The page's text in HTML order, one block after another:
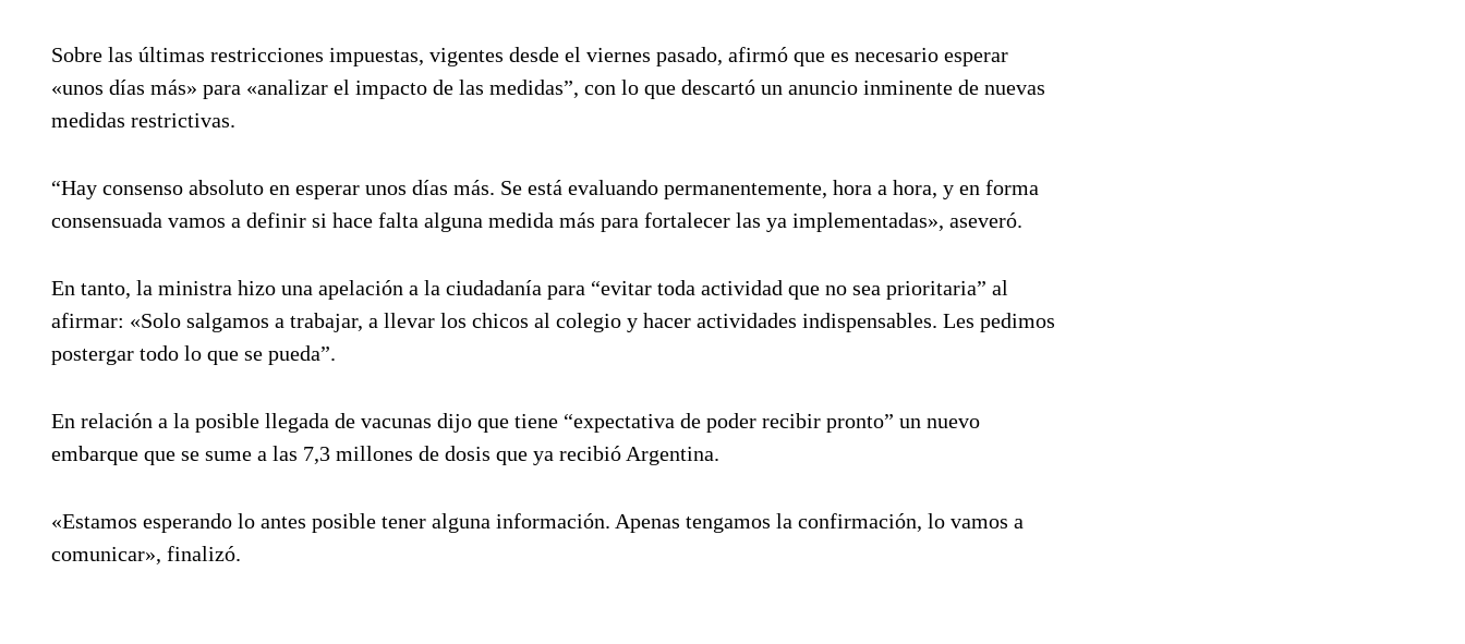
Sobre las últimas restricciones impuestas, vigentes desde el viernes pasado, afirmó que es necesario esperar
«unos días más» para «analizar el impacto de las medidas”, con lo que descartó un anuncio inminente de nuevas
medidas restrictivas.
“Hay consenso absoluto en esperar unos días más. Se está evaluando permanentemente, hora a hora, y en forma
consensuada vamos a definir si hace falta alguna medida más para fortalecer las ya implementadas», aseveró.
En tanto, la ministra hizo una apelación a la ciudadanía para “evitar toda actividad que no sea prioritaria” al
afirmar: «Solo salgamos a trabajar, a llevar los chicos al colegio y hacer actividades indispensables. Les pedimos
postergar todo lo que se pueda”.
En relación a la posible llegada de vacunas dijo que tiene “expectativa de poder recibir pronto” un nuevo
embarque que se sume a las 7,3 millones de dosis que ya recibió Argentina.
«Estamos esperando lo antes posible tener alguna información. Apenas tengamos la confirmación, lo vamos a
comunicar», finalizó.